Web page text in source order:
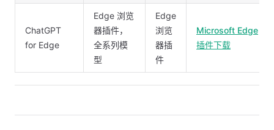
ChatGPT
for Edge
Edge 浏览
器插件，
全系列模
型
Edge
浏览
器插
件
Microsoft Edge
插件下载